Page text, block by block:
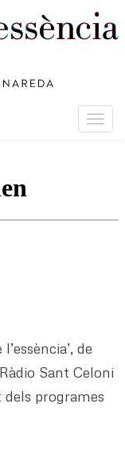
de
Sant Celoni
programes